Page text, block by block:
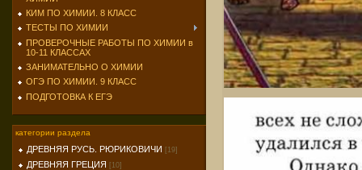
КИМ ПО ХИМИИ. 8 КЛАСС
ТЕСТЫ ПО ХИМИИ
ПРОВЕРОЧНЫЕ РАБОТЫ ПО ХИМИИ в
10-11 КЛАССАХ
ЗАНИМАТЕЛЬНО О ХИМИИ
ОГЭ ПО ХИМИИ. 9 КЛАСС
ПОДГОТОВКА К ЕГЭ
категории раздела
ДРЕВНЯЯ РУСЬ. РЮРИКОВИЧИ [19]
ДРЕВНЯЯ ГРЕЦИЯ [10]